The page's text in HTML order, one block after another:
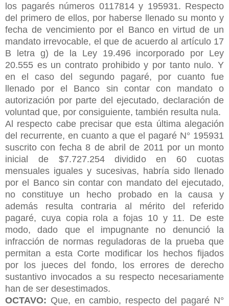
los pagarés números 0117814 y 195931. Respecto
del primero de ellos, por haberse llenado su monto y
fecha de vencimiento por el Banco en virtud de un
mandato irrevocable, el que de acuerdo al artículo 17
B letra g) de la Ley 19.496 incorporado por Ley
20.555 es un contrato prohibido y por tanto nulo. Y
en el caso del segundo pagaré, por cuanto fue
llenado por el Banco sin contar con mandato o
autorización por parte del ejecutado, declaración de
voluntad que, por consiguiente, también resulta nula.
Al respecto cabe precisar que esta última alegación
del recurrente, en cuanto a que el pagaré N° 195931
suscrito con fecha 8 de abril de 2011 por un monto
inicial de $7.727.254 dividido en 60 cuotas
mensuales iguales y sucesivas, habría sido llenado
por el Banco sin contar con mandato del ejecutado,
no constituye un hecho probado en la causa y
además resulta contraria al mérito del referido
pagaré, cuya copia rola a fojas 10 y 11. De este
modo, dado que el impugnante no denunció la
infracción de normas reguladoras de la prueba que
permitan a esta Corte modificar los hechos fijados
por los jueces del fondo, los errores de derecho
sustantivo invocados a su respecto necesariamente
han de ser desestimados.
OCTAVO: Que, en cambio, respecto del pagaré N°